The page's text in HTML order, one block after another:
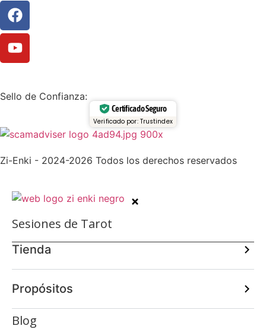
Sello de Confianza:
Certificado Seguro
Verificado por: Trustindex
Zi-Enki - 2024-2026 Todos los derechos reservados
Sesiones de Tarot
Tienda
Propósitos
Blog